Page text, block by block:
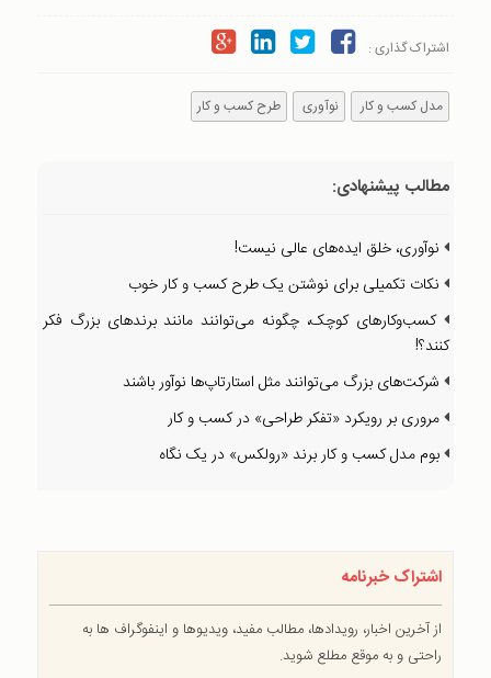
اشتراک گذاری :
مدل کسب و کار نوآوری طرح کسب و کار
مطالب پیشنهادی:
نوآوری، خلق ایده‌های عالی نیست!
نکات تکمیلی برای نوشتن یک طرح کسب و کار خوب
کسب‌وکارهای کوچک، چگونه می‌توانند مانند برندهای بزرگ فکر
کنند؟!
شرکت‌های بزرگ می‌توانند مثل استارتاپ‌ها نوآور باشند
مروری بر رویکرد «تفکر طراحی» در کسب و کار
بوم مدل کسب و کار برند «رولکس» در یک نگاه
اشتراک خبرنامه
از آخرین اخبار، رویدادها، مطالب مفید، ویدیوها و اینفوگراف ها به
راحتی و به موقع مطلع شوید.